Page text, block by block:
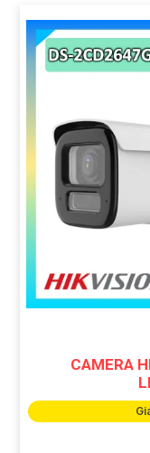
tài sản. Đánh thức
minh này, đồng
và doanh nghiệp
CAMERA